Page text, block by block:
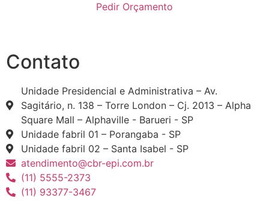
Pedir Orçamento
Contato
Unidade Presidencial e Administrativa – Av.
Sagitário, n. 138 – Torre London – Cj. 2013 – Alpha
Square Mall – Alphaville - Barueri - SP
Unidade fabril 01 – Porangaba - SP
Unidade fabril 02 – Santa Isabel - SP
atendimento@cbr-epi.com.br
(11) 5555-2373
(11) 93377-3467